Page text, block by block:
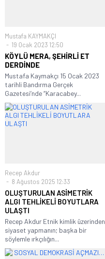
Mustafa KAYMAKÇI
19 Ocak 2023 12:50
KÖYLÜ MERA, ŞEHİRLİ ET
DERDİNDE
Mustafa Kaymakçı 15 Ocak 2023
tarihli Bandırma Gerçek
Gazetesi’nde “Karacabey...
Recep Akdur
8 Ağustos 2025 12:33
OLUŞTURULAN ASİMETRİK
ALGI TEHLİKELİ BOYUTLARA
ULAŞTI
Recep Akdur Etnik kimlik üzerinden
siyaset yapmanın; başka bir
söylemle ırkçılığın...